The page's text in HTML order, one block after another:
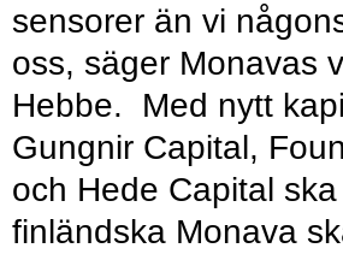
sensorer än vi
oss, säger Monavas
Hebbe. Med nytt
Gungnir Capital,
och Hede Capital
finländska Monava